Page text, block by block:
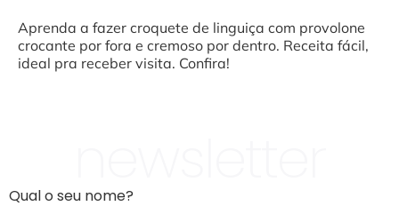
Aprenda a fazer croquete de linguiça com provolone
crocante por fora e cremoso por dentro. Receita fácil,
ideal pra receber visita. Confira!
Qual o seu nome?